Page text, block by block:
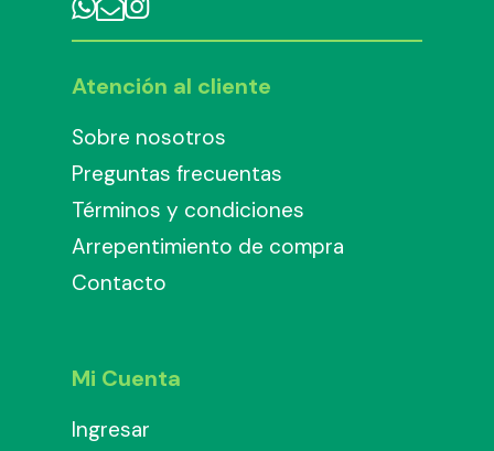
Atención al cliente
Sobre nosotros
Preguntas frecuentas
Términos y condiciones
Arrepentimiento de compra
Contacto
Mi Cuenta
Ingresar